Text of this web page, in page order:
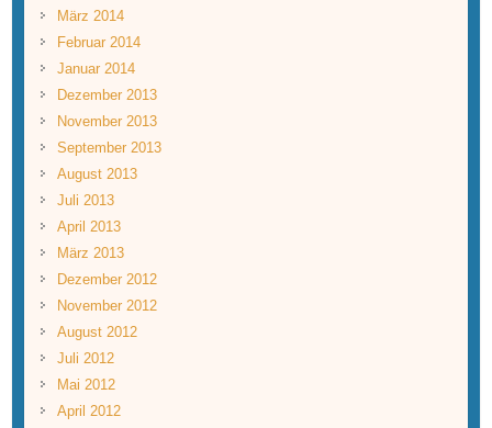
März 2014
Februar 2014
Januar 2014
Dezember 2013
November 2013
September 2013
August 2013
Juli 2013
April 2013
März 2013
Dezember 2012
November 2012
August 2012
Juli 2012
Mai 2012
April 2012